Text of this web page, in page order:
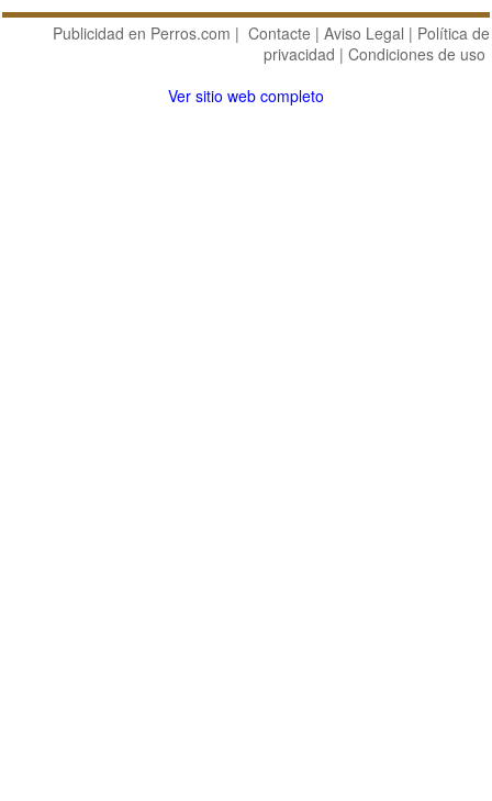
Publicidad en Perros.com | Contacte | Aviso Legal | Política de
privacidad | Condiciones de uso
Ver sitio web completo